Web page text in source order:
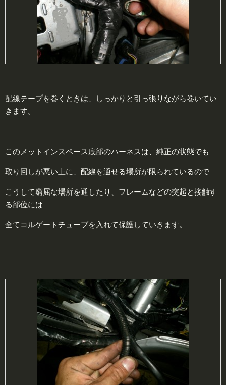
配線テープを巻くときは、しっかりと引っ張りながら巻いてい
きます。
このメットインスペース底部のハーネスは、純正の状態でも
取り回しが悪い上に、配線を通せる場所が限られているので
こうして窮屈な場所を通したり、フレームなどの突起と接触す
る部位には
全てコルゲートチューブを入れて保護していきます。